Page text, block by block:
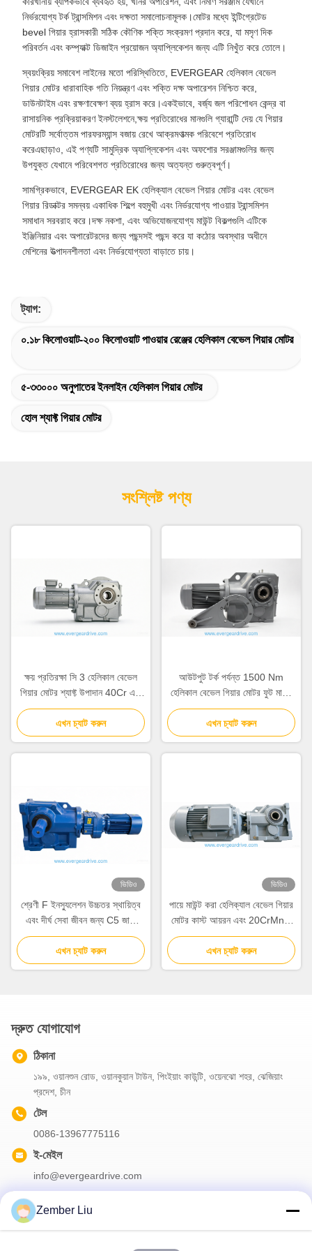
নির্ভরযোগ্য টর্ক ট্রান্সমিশন এবং দক্ষতা সমালোচনামূলক।মোটর মধ্যে ইন্টিগ্রেটেড
bevel গিয়ার হ্রাসকারী সঠিক কৌণিক শক্তি সংক্রমণ প্রদান করে, যা মসৃণ দিক
পরিবর্তন এবং কম্প্যাক্ট ডিজাইন প্রয়োজন অ্যাপ্লিকেশন জন্য এটি নিখুঁত করে তোলে।
স্বয়ংক্রিয় সমাবেশ লাইনের মতো পরিস্থিতিতে, EVERGEAR হেলিকাল বেভেল
গিয়ার মোটর ধারাবাহিক গতি নিয়ন্ত্রণ এবং শক্তি দক্ষ অপারেশন নিশ্চিত করে,
ডাউনটাইম এবং রক্ষণাবেক্ষণ ব্যয় হ্রাস করে।একইভাবে, বর্জ্য জল পরিশোধন কেন্দ্র বা
রাসায়নিক প্রক্রিয়াকরণ ইনস্টলেশনে,ক্ষয় প্রতিরোধের মানগুলি গ্যারান্টি দেয় যে গিয়ার
মোটরটি সর্বোত্তম পারফরম্যান্স বজায় রেখে আক্রমণাত্মক পরিবেশে প্রতিরোধ
করেএছাড়াও, এই পণ্যটি সামুদ্রিক অ্যাপ্লিকেশন এবং অফশোর সরঞ্জামগুলির জন্য
উপযুক্ত যেখানে পরিবেশগত প্রতিরোধের জন্য অত্যন্ত গুরুত্বপূর্ণ।
সামগ্রিকভাবে, EVERGEAR EK হেলিক্যাল বেভেল গিয়ার মোটর এবং বেভেল
গিয়ার রিডাক্টর সমন্বয় একাধিক শিল্পে বহুমুখী এবং নির্ভরযোগ্য পাওয়ার ট্রান্সমিশন
সমাধান সরবরাহ করে।দক্ষ নকশা, এবং অভিযোজনযোগ্য মাউন্ট বিকল্পগুলি এটিকে
ইঞ্জিনিয়ার এবং অপারেটরদের জন্য পছন্দসই পছন্দ করে যা কঠোর অবস্থার অধীনে
মেশিনের উত্পাদনশীলতা এবং নির্ভরযোগ্যতা বাড়াতে চায়।
ট্যাগ:
০.১৮ কিলোওয়াট-২০০ কিলোওয়াট পাওয়ার রেঞ্জের হেলিকাল বেভেল গিয়ার মোটর
৫-৩৩০০০ অনুপাতের ইনলাইন হেলিকাল গিয়ার মোটর
হোল শ্যাফ্ট গিয়ার মোটর
সংশ্লিষ্ট পণ্য
ক্ষয় প্রতিরক্ষা সি 3 হেলিকাল বেভেল
গিয়ার মোটর শ্যাফ্ট উপাদান 40Cr এবং
20CrMnTi বৈশিষ্ট্যযুক্ত ভারী
দায়িত্বের জন্য আদর্শ
এখন চ্যাট করুন
আউটপুট টর্ক পর্যন্ত 1500 Nm
হেলিকাল বেভেল গিয়ার মোটর ফুট মাউন্ট
করা ফ্ল্যাঞ্জ মাউন্ট করা ইন্ডাস্ট্রিয়াল
পাওয়ার ট্রান্সমিশন সলিউশন
এখন চ্যাট করুন
ভিডিও
শ্রেণী F ইনস্যুলেশন উচ্চতর স্থায়িত্ব
এবং দীর্ঘ সেবা জীবন জন্য C5 জারা
সুরক্ষা প্রস্তাব Helical bevel
Geared মোটর
এখন চ্যাট করুন
ভিডিও
পায়ে মাউন্ট করা হেলিক্যাল বেভেল গিয়ার
মোটর কাস্ট আয়রন এবং 20CrMnTi
দিয়ে নির্মিত এবং অপারেশনের জন্য 95
শতাংশ পর্যন্ত দক্ষতা
এখন চ্যাট করুন
দ্রুত যোগাযোগ
ঠিকানা
১৯৯, ওয়ানশুন রোড, ওয়ানকুয়ান টাউন, পিংইয়াং কাউন্টি, ওয়েনঝো শহর, ঝেজিয়াং
প্রদেশ, চীন
টেল
0086-13967775116
ই-মেইল
info@evergeardrive.com
Zember Liu